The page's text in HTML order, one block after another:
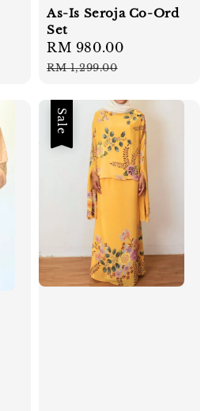
As-Is Seroja Co-Ord
Set
Sale
price
RM 980.00
RM 1,299.00
Sale